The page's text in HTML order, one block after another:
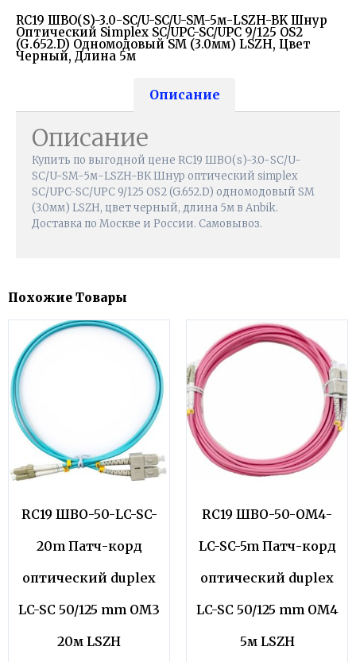
RC19 ШВО(s)-3.0-SC/U-SC/U-SM-5м-LSZH-BK Шнур
Оптический Simplex SC/UPC-SC/UPC 9/125 OS2
(G.652.D) Одномодовый SM (3.0мм) LSZH, Цвет
Черный, Длина 5м
Описание
Описание
Купить по выгодной цене RC19 ШВО(s)-3.0-SC/U-
SC/U-SM-5м-LSZH-BK Шнур оптический simplex
SC/UPC-SC/UPC 9/125 OS2 (G.652.D) одномодовый SM
(3.0мм) LSZH, цвет черный, длина 5м в Anbik.
Доставка по Москве и России. Самовывоз.
Похожие Товары
RC19 ШВО-50-LC-SC-
20m Патч-корд
оптический duplex
LC-SC 50/125 mm OM3
20м LSZH
RC19 ШВО-50-OM4-
LC-SC-5m Патч-корд
оптический duplex
LC-SC 50/125 mm OM4
5м LSZH